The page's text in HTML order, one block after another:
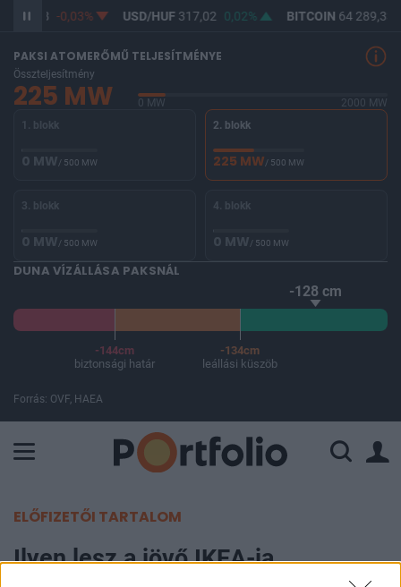
365,28 -0,03% USD/HUF317,02 0,02% BITCOIN 64 289,33
PAKSI ATOMERŐMŰ TELJESÍTMÉNYE
Összteljesítmény
225 MW 0 MW
2000 MW
1. blokk
0 MW/ 500 MW
2. blokk
225 MW/ 500 MW
3. blokk
0 MW/ 500 MW
4. blokk
0 MW/ 500 MW
DUNA VÍZÁLLÁSA PAKSNÁL
-128 cm
-144cm
biztonsági határ
-134cm
leállási küszöb
Forrás: OVF, HAEA
ELŐFIZETŐI TARTALOM
Ilyen lesz a jövő IKEA-ja